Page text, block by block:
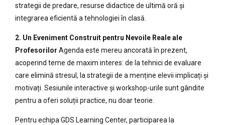
strategii de predare, resurse didactice de ultimă oră și
integrarea eficientă a tehnologiei în clasă.
2. Un Eveniment Construit pentru Nevoile Reale ale
Profesorilor Agenda este mereu ancorată în prezent,
acoperind teme de maxim interes: de la tehnici de evaluare
care elimină stresul, la strategii de a menține elevii implicați și
motivați. Sesiunile interactive și workshop-urile sunt gândite
pentru a oferi soluții practice, nu doar teorie.
Pentru echipa GDS Learning Center, participarea la